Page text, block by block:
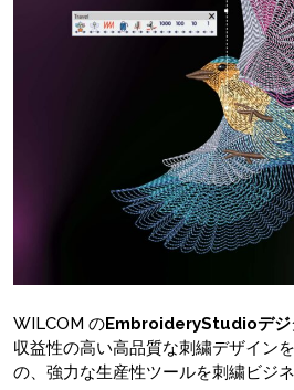
WILCOM のEmbroideryStudioデジ
収益性の高い高品質な刺繍デザイン
の、強力な生産性ツールを刺繍ビジ